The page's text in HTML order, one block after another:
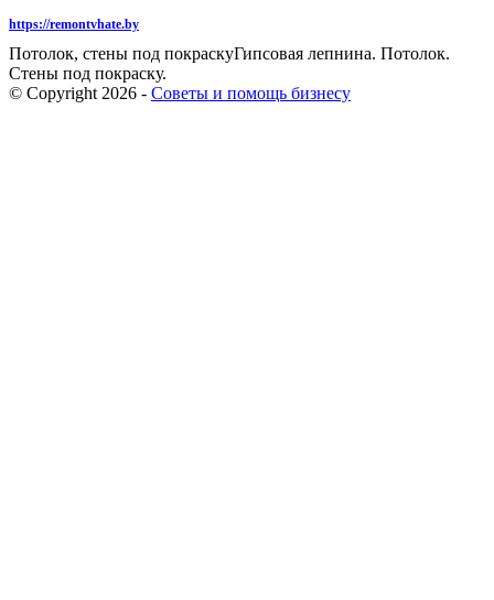
https://remontvhate.by
Потолок, стены под покраскуГипсовая лепнина. Потолок.
Стены под покраску.
© Copyright 2026 - Советы и помощь бизнесу